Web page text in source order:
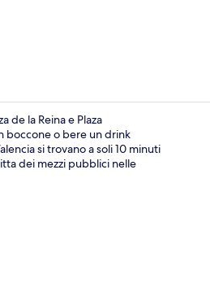
Vista dalla
de la Reina e Plaza
boccone o bere un drink
si trovano a soli 10 minuti
dei mezzi pubblici nelle